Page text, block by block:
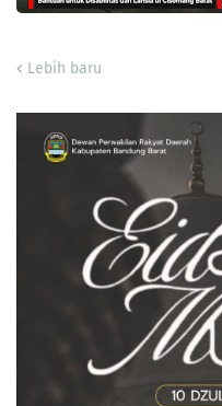
Lebih baru